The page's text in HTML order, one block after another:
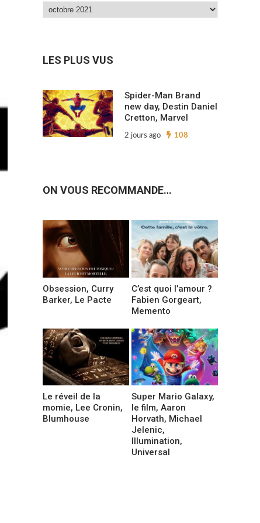
Dans
LES PLUS VUS
Spider-Man Brand
new day, Destin Daniel
Cretton, Marvel
2 jours ago 108
ON VOUS RECOMMANDE…
Obsession, Curry
Barker, Le Pacte
C’est quoi l’amour ?
Fabien Gorgeart,
Memento
Le réveil de la
momie, Lee Cronin,
Blumhouse
Super Mario Galaxy,
le film, Aaron
Horvath, Michael
Jelenic,
Illumination,
Universal